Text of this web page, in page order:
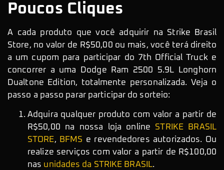
Poucos Cliques
A cada produto que você adquirir na Strike Brasil
Store, no valor de R$50,00 ou mais, você terá direito
a um cupom para participar do 7th Official Truck e
concorrer a uma Dodge Ram 2500 5.9L Longhorn
Dualtone Edition, totalmente personalizada. Veja o
passo a passo parar participar do sorteio:
Adquira qualquer produto com valor a partir de
R$50,00 na nossa loja online STRIKE BRASIL
STORE, BFMS e revendedores autorizados. Ou
realize serviços com valor a partir de R$100,00
nas unidades da STRIKE BRASIL.